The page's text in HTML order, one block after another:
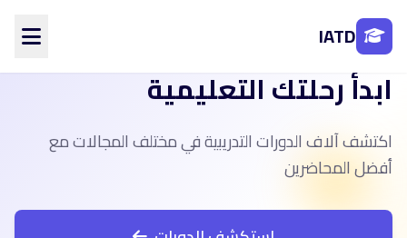
IATD
الرئيسية
الأقسام
المحاضرين
الفروع
تواصل معنا
ابدأ رحلتك التعليمية
اكتشف آلاف الدورات التدريبية في مختلف المجالات مع
أفضل المحاضرين